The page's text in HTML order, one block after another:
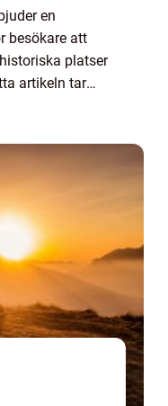
en
besökare att
platser
artikeln tar